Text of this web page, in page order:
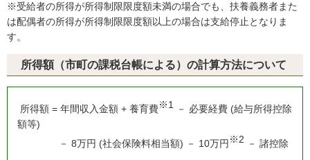
※受給者の所得が所得制限限度額未満の場合でも、扶養義務者また
は配偶者の所得が所得制限限度額以上の場合は支給停止となりま
す。
所得額（市町の課税台帳による）の計算方法について
所得額 = 年間収入金額 + 養育費※1 － 必要経費 (給与所得控除
額等)
－ 8万円 (社会保険料相当額) － 10万円 ※2 － 諸控除